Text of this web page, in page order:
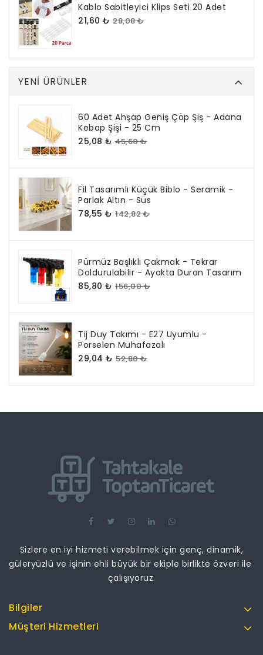
Kablo Sabitleyici Klips Seti 20 Adet
21,60 ₺ 28,08 ₺
YENI ÜRÜNLER
60 Adet Ahşap Geniş Çöp Şiş - Adana
Kebap Şişi - 25 Cm
25,08 ₺ 45,60 ₺
Fil Tasarımlı Küçük Biblo - Seramik -
Parlak Altın - Süs
78,55 ₺ 142,82 ₺
Pürmüz Başlıklı Çakmak - Tekrar
Doldurulabilir - Ayakta Duran Tasarım
85,80 ₺ 156,00 ₺
Tij Duy Takımı - E27 Uyumlu -
Porselen Muhafazalı
29,04 ₺ 52,80 ₺
Sizlere en iyi hizmeti verebilmek için genç, dinamik,
güleryüzlü ve işinin ehli büyük bir ekiple birlikte özveri ile
çalışıyoruz.
Bilgiler
Müşteri Hizmetleri